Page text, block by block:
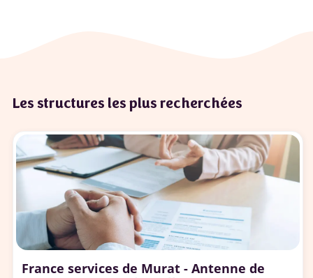
Les structures les plus recherchées
France services de Murat - Antenne de